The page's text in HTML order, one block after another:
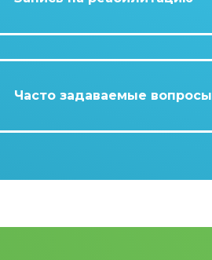
Часто задаваемые вопросы